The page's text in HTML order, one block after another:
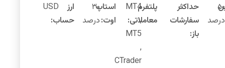
۵۰
درصد
حداکثر
سفارشات
باز:
–
پلتفرم
معاملاتی:
MT4
,
MT5
,
CTrader
استاپ
اوت:
۳۰
درصد
ارز
حساب:
USD